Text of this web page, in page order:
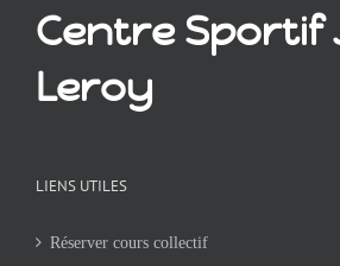
Centre Sportif
Leroy
LIENS UTILES
Réserver cours collectif